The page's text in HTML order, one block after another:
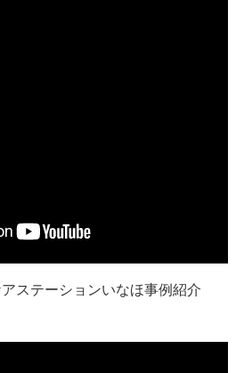
ステーションいなほ事例紹介